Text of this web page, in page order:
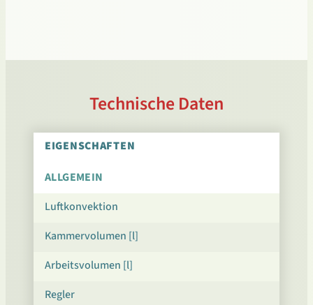
Technische Daten
EIGENSCHAFTEN
ALLGEMEIN
Luftkonvektion
Kammervolumen [l]
Arbeitsvolumen [l]
Regler